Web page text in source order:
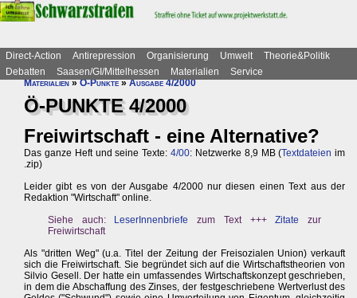
Direct-Action Antirepression Organisierung Umwelt
Theorie&Politik
Debatten
Saasen/GI/Mittelhessen Materialien
Service
Materialien»Ö-Punkte»Ausgabe 4/2000
Ö-PUNKTE 4/2000
Freiwirtschaft - eine Alternative?
Das ganze Heft und seine Texte:4/00: Netzwerke 8,9 MB (Textdateien im
.zip)
Leider gibt es von der Ausgabe 4/2000 nur diesen einen Text aus der
Redaktion "Wirtschaft" online.
Siehe auch:
LeserInnenbriefe zum Text +++Zitate
zur
Freiwirtschaft
Als "dritten Weg" (u.a. Titel der Zeitung der Freisozialen Union) verkauft
sich die Freiwirtschaft. Sie begründet sich auf die Wirtschaftstheorien von
Silvio Gesell. Der hatte ein umfassendes Wirtschaftskonzept geschrieben,
in dem die Abschaffung des Zinses, der festgeschriebene Wertverlust des